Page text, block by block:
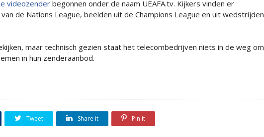
videozender begonnen onder de naam UEAFA.tv. Kijkers vinden er
de Nations League, beelden uit de Champions League en uit wedstrijden
maar technisch gezien staat het telecombedrijven niets in de weg om
in hun zenderaanbod.
Tweet Share it Pin it